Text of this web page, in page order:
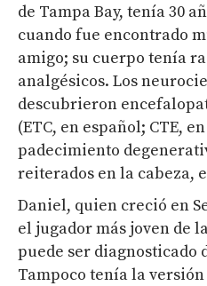
de Tampa Bay, tenía 30
cuando fue encontrado
amigo; su cuerpo tenía
analgésicos. Los
descubrieron
(ETC, en español; CTE,
padecimiento
reiterados en la cabeza,
Daniel, quien creció en
el jugador más joven de
puede ser diagnosticado
Tampoco tenía la